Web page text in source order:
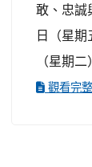
敢、忠誠
日（星
（星期
觀看完